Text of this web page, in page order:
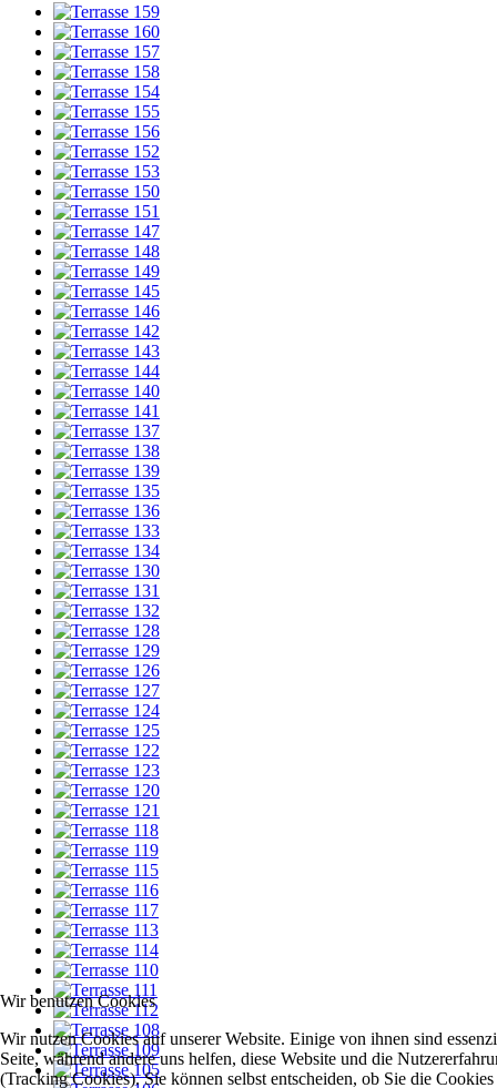
Wir benutzen Cookies
Wir nutzen Cookies auf unserer Website. Einige von ihnen sind
Seite, während andere uns helfen, diese Website und die
(Tracking Cookies). Sie können selbst entscheiden, ob Sie die